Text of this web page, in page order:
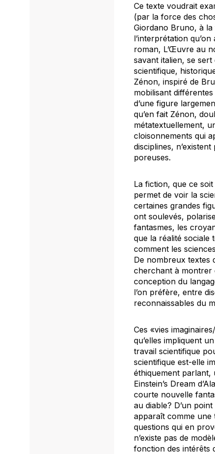
Ce texte voudrait
(par la force des
Giordano Bruno, à la
l’interprétation
roman, L’Œuvre au
savant italien, se
scientifique,
Zénon, inspiré de
mobilisant
d’une figure
qu’en fait Zénon,
métatextuellement,
cloisonnements qui
disciplines,
poreuses.
La fiction, que ce
permet de voir la
certaines grandes
ont soulevés,
fantasmes, les
que la réalité sociale
comment les
De nombreux textes
cherchant à montrer
conception du
l’on préfère, entre
reconnaissables du
Ces «vies
qu’elles impliquent
travail scientifique
scientifique est-elle
éthiquement parlant,
Einstein’s Dream
courte nouvelle
au diable? D’un
apparaît comme une
questions qui en
n’existe pas de
fonction des intérêts